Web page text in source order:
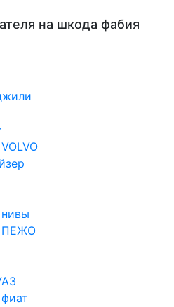
на шкода фабия
ПЕЖО